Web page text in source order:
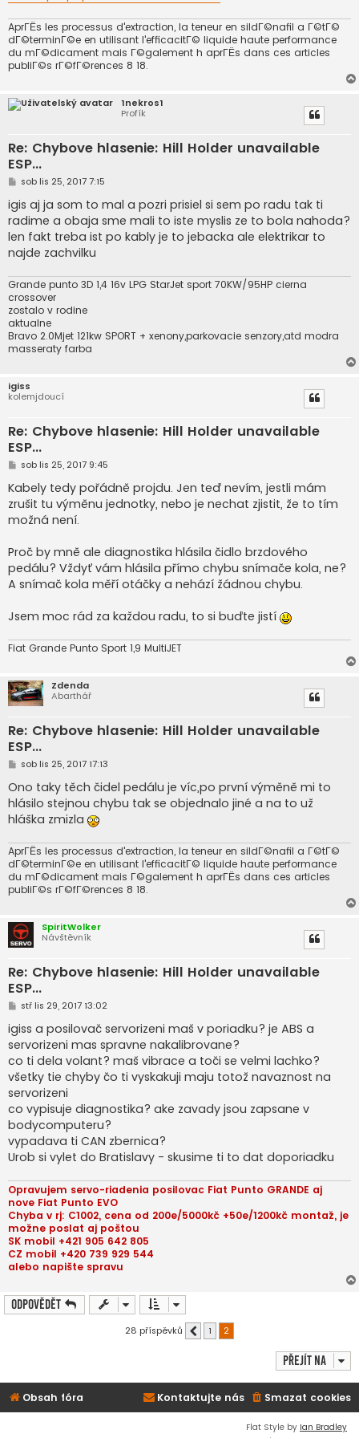
k
AprГЁs les processus d'extraction, la teneur en sildГ©nafil a Г©tГ©
dГ©terminГ©e en utilisant l'efficacitГ© liquide haute performance
du mГ©dicament mais Г©galement h aprГЁs dans ces articles
publiГ©s rГ©fГ©rences 8 18.
1nekros1
Profík
Re: Chybove hlasenie: Hill Holder unavailable
ESP...
P
í
s
p
ě
v
e
sob lis 25, 2017 7:15
igis aj ja som to mal a pozri prisiel si sem po radu tak ti
radime a obaja sme mali to iste myslis ze to bola nahoda?
len fakt treba ist po kably je to jebacka ale elektrikar to
najde zachvilku
Grande punto 3D 1,4 16v LPG StarJet sport 70KW/95HP cierna
crossover
zostalo v rodine
aktualne
Bravo 2.0Mjet 121kw SPORT + xenony,parkovacie senzory,atd modra
masseraty farba
igiss
kolemjdoucí
Re: Chybove hlasenie: Hill Holder unavailable
ESP...
P
í
s
p
ě
v
k
sob lis 25, 2017 9:45
Kabely tedy pořádně projdu. Jen teď nevím, jestli mám
zrušit tu výměnu jednotky, nebo je nechat zjistit, že to tím
možná není.
Proč by mně ale diagnostika hlásila čidlo brzdového
pedálu? Vždyť vám hlásila přímo chybu snímače kola, ne?
A snímač kola měří otáčky a nehází žádnou chybu.
Jsem moc rád za každou radu, to si buďte jistí
Fiat Grande Punto Sport 1,9 MultiJET
Zdenda
Abarthář
Re: Chybove hlasenie: Hill Holder unavailable
ESP...
P
í
s
p
ě
v
k
sob lis 25, 2017 17:13
Ono taky těch čidel pedálu je víc,po první výměně mi to
hlásilo stejnou chybu tak se objednalo jiné a na to už
hláška zmizla
AprГЁs les processus d'extraction, la teneur en sildГ©nafil a Г©tГ©
dГ©terminГ©e en utilisant l'efficacitГ© liquide haute performance
du mГ©dicament mais Г©galement h aprГЁs dans ces articles
publiГ©s rГ©fГ©rences 8 18.
SpiritWolker
Návštěvník
Re: Chybove hlasenie: Hill Holder unavailable
ESP...
P
í
s
p
ě
v
e
k
stř lis 29, 2017 13:02
igiss a posilovač servorizeni maš v poriadku? je ABS a
servorizeni mas spravne nakalibrovane?
co ti dela volant? maš vibrace a toči se velmi lachko?
všetky tie chyby čo ti vyskakuji maju totož navaznost na
servorizeni
co vypisuje diagnostika? ake zavady jsou zapsane v
bodycomputeru?
vypadava ti CAN zbernica?
Urob si vylet do Bratislavy - skusime ti to dat doporiadku
Opravujem servo-riadenia posilovac Fiat Punto GRANDE aj
nove Fiat Punto EVO
Chyba v rj: C1002, cena od 200e/5000kč +50e/1200kč montaž, je
možne poslat aj poštou
SK mobil +421 905 642 805
CZ mobil +420 739 929 544
alebo napište spravu
Odpovědět
28 příspěvků Předchozí
1 2
Přejít na
Obsah fóra Smazat cookies
Kontaktujte nás
Flat Style by Ian Bradley